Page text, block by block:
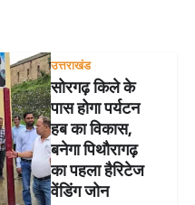
उत्तराखंड
सोरगढ़ किले के
पास होगा पर्यटन
हब का विकास,
बनेगा पिथौरागढ़
का पहला हैरिटेज
वेंडिंग जोन